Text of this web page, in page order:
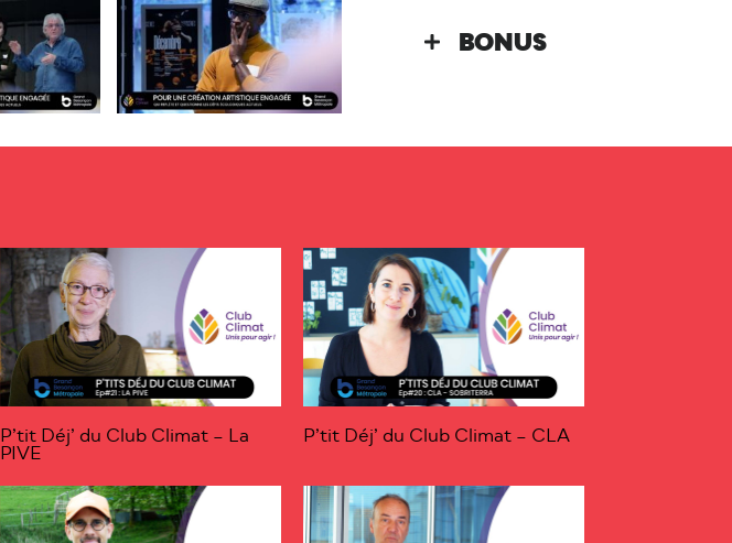
BONUS
P’tit Déj’ du Club Climat – La
PIVE
P’tit Déj’ du Club Climat – CLA